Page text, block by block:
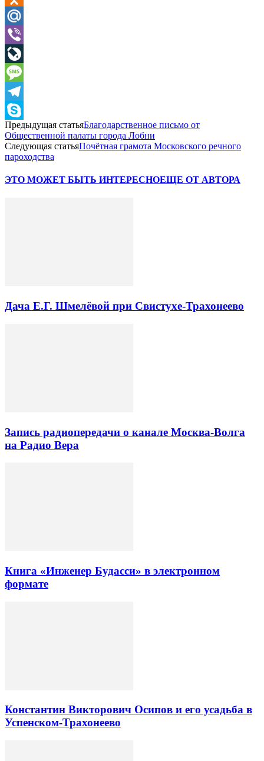
Odnoklassniki
Mail.Ru
Viber
LiveJournal
Message
Telegram
Skype
Предыдущая статьяБлагодарственное письмо от
Общественной палаты города Лобни
Следующая статьяПочётная грамота Московского речного
пароходства
ЭТО МОЖЕТ БЫТЬ ИНТЕРЕСНОЕЩЕ ОТ АВТОРА
Дача Е.Г. Шмелёвой при Свистухе-Трахонеево
Запись радиопередачи о канале Москва-Волга
на Радио Вера
Книга «Инженер Будасси» в электронном
формате
Константин Викторович Осипов и его усадьба в
Успенском-Трахонеево